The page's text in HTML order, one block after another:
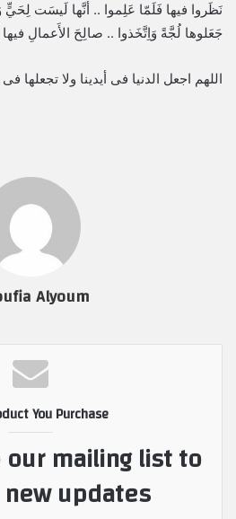
نَظَروا فيها فَلَمّا عَلِموا .. أَنَّها لَيسَت لِحَيٍّ
جَعَلوها لُجَّةً وَاِتَّخَذوا .. صالِحَ الأَعمالِ
اللهم اجعل الدنيا فى أيدينا ولا تجعلها
Alyoum
You Purchase
mailing list to
updates!